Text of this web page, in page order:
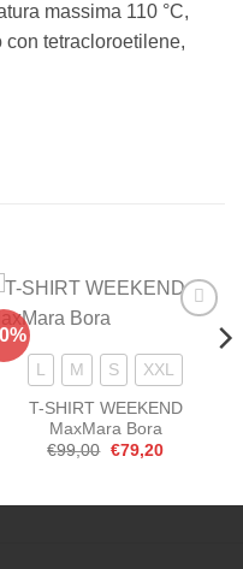
massima 110 °C,
con tetracloroetilene,
desideri
L M S XXL
T-SHIRT WEEKEND
MaxMara Bora
€99,00 Il
€79,20Il